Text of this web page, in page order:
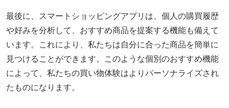
最後に、スマートショッピングアプリは、個人の購買履歴
や好みを分析して、おすすめ商品を提案する機能も備えて
います。これにより、私たちは自分に合った商品を簡単に
見つけることができます。このような個別のおすすめ機能
によって、私たちの買い物体験はよりパーソナライズされ
たものになります。